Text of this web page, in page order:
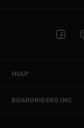
HULP
BOARDRIDERS INC.